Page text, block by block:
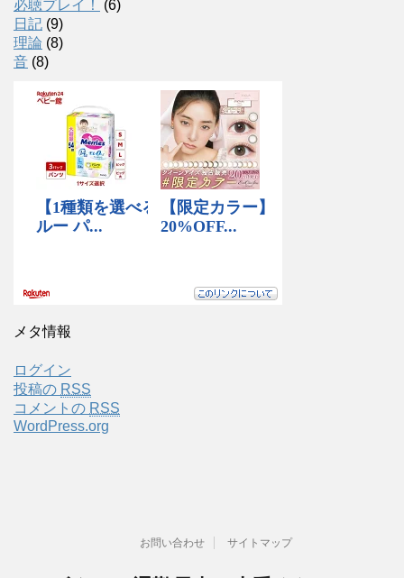
必聴プレイ！
(6)
日記 (9)
理論 (8)
音 (8)
メタ情報
ログイン
投稿の RSS
コメントの RSS
WordPress.org
お問い合わせ サイトマップ